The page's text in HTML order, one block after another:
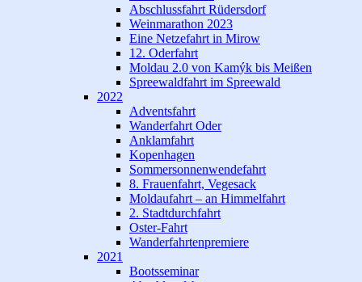
Abschlussfahrt Rüdersdorf
Weinmarathon 2023
Eine Netzefahrt in Mirow
12. Oderfahrt
Moldau 2.0 von Kamýk bis Meißen
Spreewaldfahrt im Spreewald
2022
Adventsfahrt
Wanderfahrt Oder
Anklamfahrt
Kopenhagen
Sommersonnenwendefahrt
8. Frauenfahrt, Vegesack
Moldaufahrt – an Himmelfahrt
2. Stadtdurchfahrt
Oster-Fahrt
Wanderfahrtenpremiere
2021
Bootsseminar